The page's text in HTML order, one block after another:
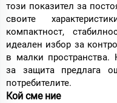
този показител за
своите
компактност,
идеален избор за
в малки пространства.
за защита предлага
потребителите.
Кой сме ние